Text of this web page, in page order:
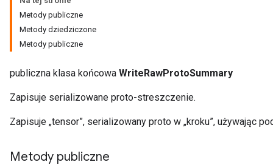
Metody publiczne
Metody dziedziczone
Metody publiczne
publiczna klasa końcowa WriteRawProtoSummary
Zapisuje serializowane proto-streszczenie.
Zapisuje „tensor”, serializowany proto w „kroku”, używając
Metody publiczne